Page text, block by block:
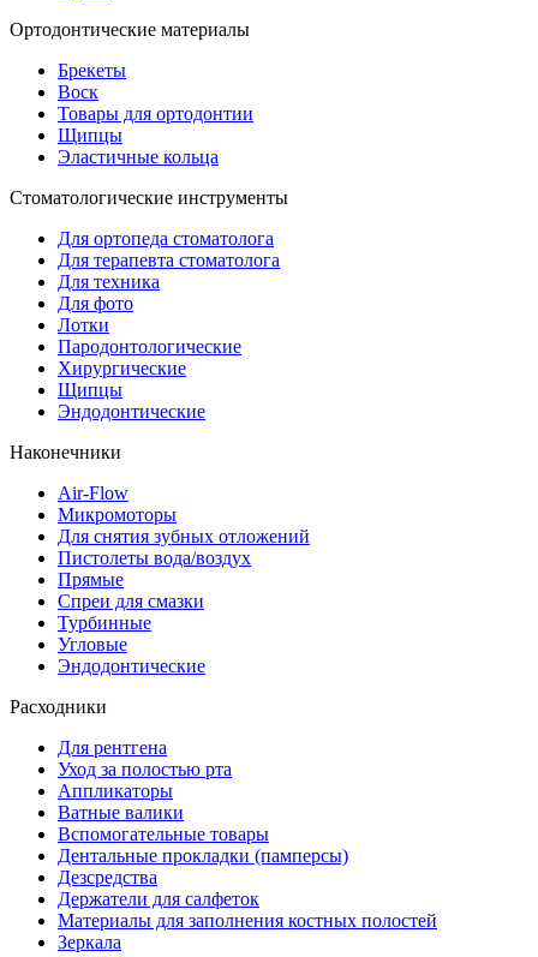
Ортодонтические материалы
Брекеты
Воск
Товары для ортодонтии
Щипцы
Эластичные кольца
Стоматологические инструменты
Для ортопеда стоматолога
Для терапевта стоматолога
Для техника
Для фото
Лотки
Пародонтологические
Хирургические
Щипцы
Эндодонтические
Наконечники
Air-Flow
Микромоторы
Для снятия зубных отложений
Пистолеты вода/воздух
Прямые
Спреи для смазки
Турбинные
Угловые
Эндодонтические
Расходники
Для рентгена
Уход за полостью рта
Аппликаторы
Ватные валики
Вспомогательные товары
Дентальные прокладки (памперсы)
Дезсредства
Держатели для салфеток
Материалы для заполнения костных полостей
Зеркала